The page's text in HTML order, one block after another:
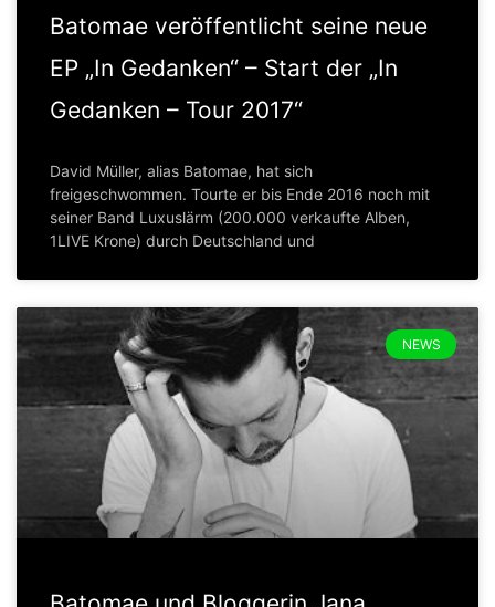
Batomae veröffentlicht seine neue
EP „In Gedanken“ – Start der „In
Gedanken – Tour 2017“
David Müller, alias Batomae, hat sich
freigeschwommen. Tourte er bis Ende 2016 noch mit
seiner Band Luxuslärm (200.000 verkaufte Alben,
1LIVE Krone) durch Deutschland und
NEWS